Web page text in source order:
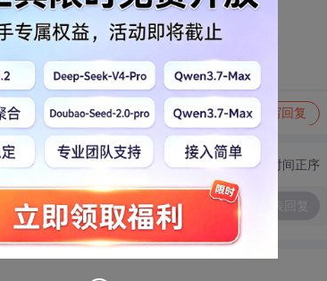
举报 写回复
切换为时间正序